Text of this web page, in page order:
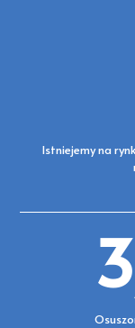
Istniejemy na